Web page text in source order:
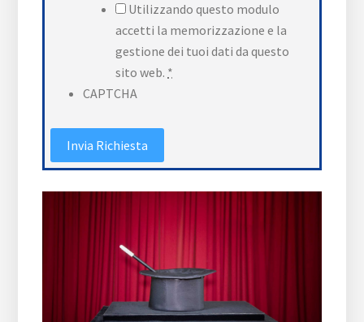
Utilizzando questo modulo
accetti la memorizzazione e la
gestione dei tuoi dati da questo
sito web. *
CAPTCHA